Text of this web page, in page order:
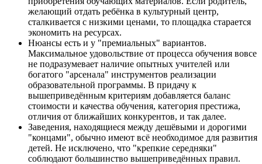
желающий отдать ребёнка в культурный центр,
сталкивается с низкими ценами, то площадка старается
экономить на ресурсах.
Нюансы есть и у "премиальных" вариантов.
Максимальное удовольствие от процесса обучения вовсе
не подразумевает наличие опытных учителей или
богатого "арсенала" инструментов реализации
образовательной программы. В придачу к
вышеприведённым критериям добавляется баланс
стоимости и качества обучения, категория престижа,
отличия от ближайших конкурентов, и так далее.
Заведения, находящиеся между дешёвыми и дорогими
"концами", обычно имеют всё необходимое для развития
детей. Не исключено, что "крепкие середняки"
соблюдают большинство вышеприведённых правил.